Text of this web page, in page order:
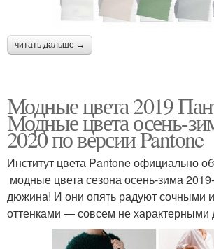
читать дальше →
Модные цвета 2019
Модные цвета осень-
2020 по версии Pantone
Институт цвета Pantone официально
модные цвета сезона осень-зима
дюжина! И они опять радуют сочными
оттенками — совсем не характерными